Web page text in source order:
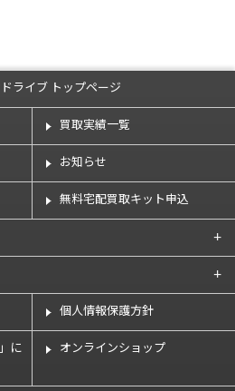
ライブ トップページ
買取実績一覧
お知らせ
無料宅配買取キット申込
個人情報保護方針
に
オンラインショップ